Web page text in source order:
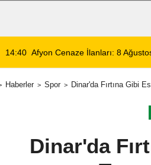
14:35 Sinanpaşa’da Otobüs Kazası: 1
Haberler Spor Dinar'da Fırtına Gibi
Dinar'da